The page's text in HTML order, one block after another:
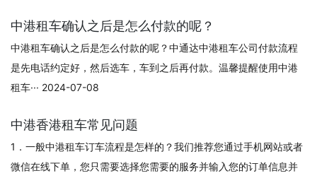
中港租车确认之后是怎么付款的呢？
中港租车确认之后是怎么付款的呢？中通达中港租车公司付款流程
是先电话约定好，然后选车，车到之后再付款。温馨提醒使用中港
租车··· 2024-07-08
中港香港租车常见问题
1．一般中港租车订车流程是怎样的？我们推荐您通过手机网站或者
微信在线下单，您只需要选择您需要的服务并输入您的订单信息并